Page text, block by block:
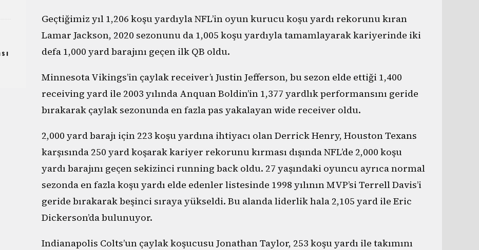
Geçtiğimiz yıl 1,206 koşu yardıyla NFL’in oyun kurucu koşu yardı rekorunu kıran
Lamar Jackson, 2020 sezonunu da 1,005 koşu yardıyla tamamlayarak kariyerinde iki
defa 1,000 yard barajını geçen ilk QB oldu.
Minnesota Vikings’in çaylak receiver’ı Justin Jefferson, bu sezon elde ettiği 1,400
receiving yard ile 2003 yılında Anquan Boldin’in 1,377 yardlık performansını geride
bırakarak çaylak sezonunda en fazla pas yakalayan wide receiver oldu.
2,000 yard barajı için 223 koşu yardına ihtiyacı olan Derrick Henry, Houston Texans
karşısında 250 yard koşarak kariyer rekorunu kırması dışında NFL’de 2,000 koşu
yardı barajını geçen sekizinci running back oldu. 27 yaşındaki oyuncu ayrıca normal
sezonda en fazla koşu yardı elde edenler listesinde 1998 yılının MVP’si Terrell Davis’i
geride bırakarak beşinci sıraya yükseldi. Bu alanda liderlik hala 2,105 yard ile Eric
Dickerson’da bulunuyor.
Indianapolis Colts’un çaylak koşucusu Jonathan Taylor, 253 koşu yardı ile takımını